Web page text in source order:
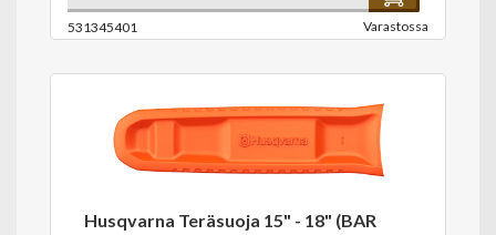
531345401 Varastossa
Husqvarna Teräsuoja 15" - 18" (BAR